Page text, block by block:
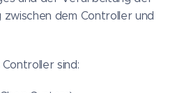
dem Controller und
sind: